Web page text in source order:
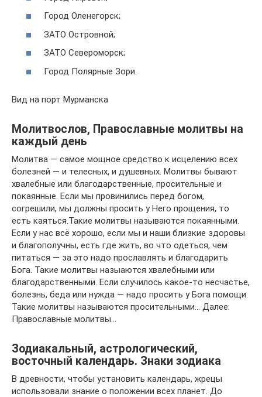
Город Оленегорск;
ЗАТО Островной;
ЗАТО Североморск;
Город Полярные Зори.
Вид на порт Мурманска
Молитвослов, Православные молитвы на
каждый день
Молитва — самое мощное средство к исцелению всех
болезней — и телесных, и душевных. Молитвы бывают
хвалебные или благодарственные, просительные и
покаянные. Если мы провинились перед богом,
согрешили, мы должны просить у Него прощения, то
есть каяться.Такие молитвы называются покаянными.
Если у нас всё хорошо, если мы и наши близкие здоровы
и благополучны, есть где жить, во что одеться, чем
питаться — за это надо прославлять и благодарить
Бога. Такие молитвы назыаются хвалебными или
благодарственными. Если случилось какое-то несчастье,
болезнь, беда или нужда — надо просить у Бога помощи.
Такие молитвы называются просительными… Далее:
Православные молитвы…
Зодиакальный, астрологический,
восточный календарь. Знаки зодиака
В древности, чтобы установить календарь, жрецы
использовали знание о положении всех планет. До